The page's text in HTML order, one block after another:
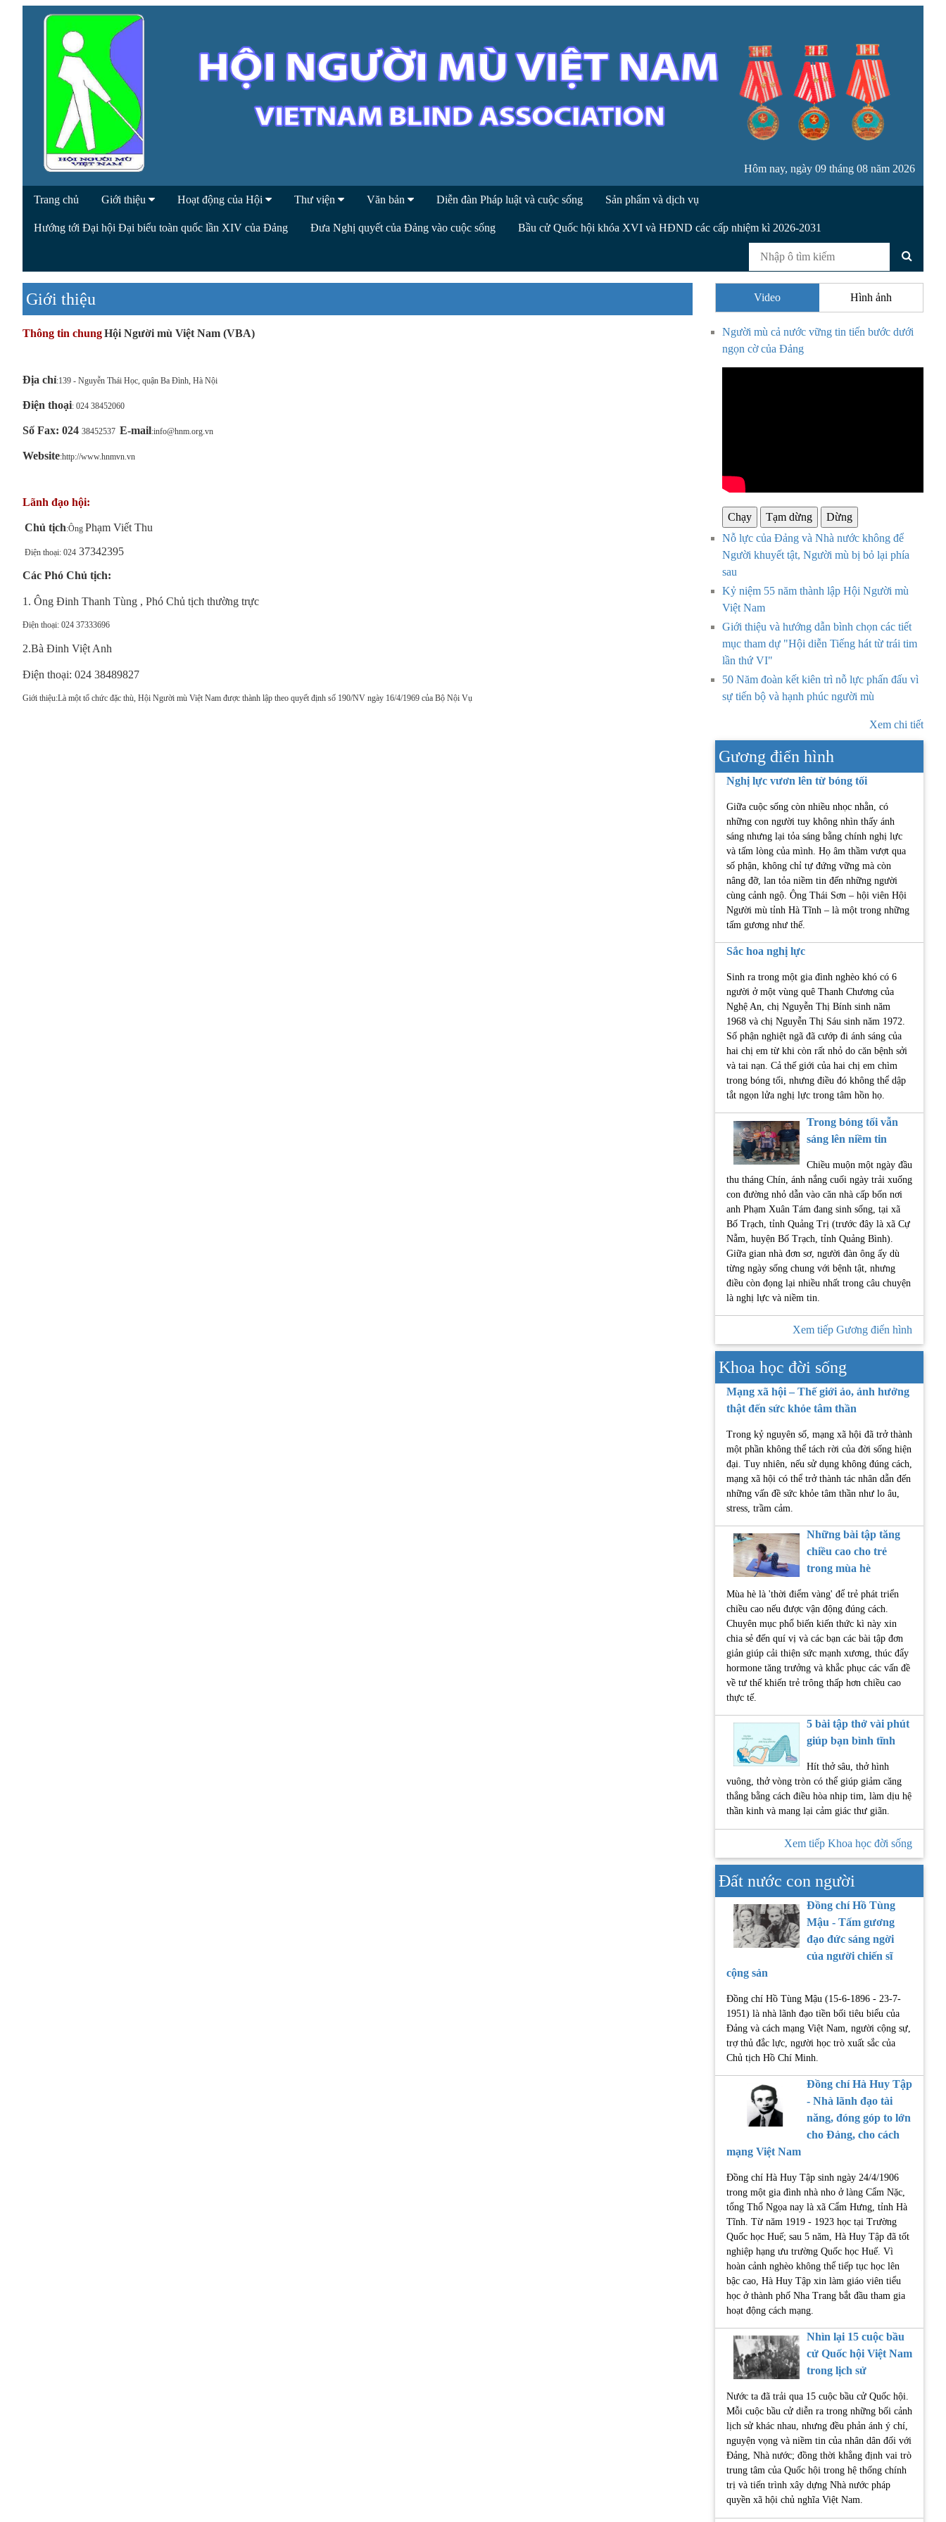
Hôm nay, ngày 09 tháng 08 năm 2026
Trang chủ Giới thiệu Hoạt động của Hội Thư viện Văn bản Diễn đàn Pháp luật và cuộc sống Sản phẩm và dịch vụ
Hướng tới Đại hội Đại biểu toàn quốc lần XIV của Đảng Đưa Nghị quyết của Đảng vào cuộc sống Bầu cử Quốc hội khóa XVI và HĐND các cấp nhiệm kì 2026-2031
Giới thiệu
Thông tin chungHội Người mù Việt Nam (VBA)
Địa chỉ:139 - Nguyễn Thái Học, quận Ba Đình, Hà Nội
Điện thoại: 024 38452060
Số Fax: 024 38452537 E-mail:info@hnm.org.vn
Website:http://www.hnmvn.vn
Lãnh đạo hội:
Chủ tịch:Ông Phạm Viết Thu
Điện thoại: 024 37342395
Các Phó Chủ tịch:
1. Ông Đinh Thanh Tùng , Phó Chủ tịch thường trực
Điện thoại: 024 37333696
2.Bà Đinh Việt Anh
Điện thoại: 024 38489827
Giới thiệu:Là một tổ chức đặc thù, Hội Người mù Việt Nam được thành lập theo quyết định số 190/NV ngày 16/4/1969 của Bộ Nội Vụ
Video Hình ảnh
Người mù cả nước vững tin tiến bước dưới
ngọn cờ của Đảng
Chạy Tạm dừng
Dừng
Nỗ lực của Đảng và Nhà nước không để
Người khuyết tật, Người mù bị bỏ lại phía
sau
Kỷ niệm 55 năm thành lập Hội Người mù
Việt Nam
Giới thiệu và hướng dẫn bình chọn các tiết
mục tham dự "Hội diễn Tiếng hát từ trái tim
lần thứ VI"
50 Năm đoàn kết kiên trì nỗ lực phấn đấu vì
sự tiến bộ và hạnh phúc người mù
Xem chi tiết
Gương điển hình
Nghị lực vươn lên từ bóng tối
Giữa cuộc sống còn nhiều nhọc nhằn, có
những con người tuy không nhìn thấy ánh
sáng nhưng lại tỏa sáng bằng chính nghị lực
và tấm lòng của mình. Họ âm thầm vượt qua
số phận, không chỉ tự đứng vững mà còn
nâng đỡ, lan tỏa niềm tin đến những người
cùng cảnh ngộ. Ông Thái Sơn – hội viên Hội
Người mù tỉnh Hà Tĩnh – là một trong những
tấm gương như thế.
Sắc hoa nghị lực
Sinh ra trong một gia đình nghèo khó có 6
người ở một vùng quê Thanh Chương của
Nghệ An, chị Nguyễn Thị Bính sinh năm
1968 và chị Nguyễn Thị Sáu sinh năm 1972.
Số phận nghiệt ngã đã cướp đi ánh sáng của
hai chị em từ khi còn rất nhỏ do căn bệnh sởi
và tai nạn. Cả thế giới của hai chị em chìm
trong bóng tối, nhưng điều đó không thể dập
tắt ngọn lửa nghị lực trong tâm hồn họ.
Trong bóng tối vẫn
sáng lên niềm tin
Chiều muộn một ngày đầu
thu tháng Chín, ánh nắng cuối ngày trải xuống
con đường nhỏ dẫn vào căn nhà cấp bốn nơi
anh Phạm Xuân Tám đang sinh sống, tại xã
Bố Trạch, tỉnh Quảng Trị (trước đây là xã Cự
Nẫm, huyện Bố Trạch, tỉnh Quảng Bình).
Giữa gian nhà đơn sơ, người đàn ông ấy dù
từng ngày sống chung với bệnh tật, nhưng
điều còn đọng lại nhiều nhất trong câu chuyện
là nghị lực và niềm tin.
Xem tiếp Gương điển hình
Khoa học đời sống
Mạng xã hội – Thế giới ảo, ảnh hưởng
thật đến sức khỏe tâm thần
Trong kỷ nguyên số, mạng xã hội đã trở thành
một phần không thể tách rời của đời sống hiện
đại. Tuy nhiên, nếu sử dụng không đúng cách,
mạng xã hội có thể trở thành tác nhân dẫn đến
những vấn đề sức khỏe tâm thần như lo âu,
stress, trầm cảm.
Những bài tập tăng
chiều cao cho trẻ
trong mùa hè
Mùa hè là 'thời điểm vàng' để trẻ phát triển
chiều cao nếu được vận động đúng cách.
Chuyên mục phổ biến kiến thức kì này xin
chia sẻ đến quí vị và các bạn các bài tập đơn
giản giúp cải thiện sức mạnh xương, thúc đẩy
hormone tăng trưởng và khắc phục các vấn đề
về tư thế khiến trẻ trông thấp hơn chiều cao
thực tế.
5 bài tập thở vài phút
giúp bạn bình tĩnh
Hít thở sâu, thở hình
vuông, thở vòng tròn có thể giúp giảm căng
thẳng bằng cách điều hòa nhịp tim, làm dịu hệ
thần kinh và mang lại cảm giác thư giãn.
Xem tiếp Khoa học đời sống
Đất nước con người
Đồng chí Hồ Tùng
Mậu - Tấm gương
đạo đức sáng ngời
của người chiến sĩ
cộng sản
Đồng chí Hồ Tùng Mậu (15-6-1896 - 23-7-
1951) là nhà lãnh đạo tiền bối tiêu biểu của
Đảng và cách mạng Việt Nam, người cộng sự,
trợ thủ đắc lực, người học trò xuất sắc của
Chủ tịch Hồ Chí Minh.
Đồng chí Hà Huy Tập
- Nhà lãnh đạo tài
năng, đóng góp to lớn
cho Đảng, cho cách
mạng Việt Nam
Đồng chí Hà Huy Tập sinh ngày 24/4/1906
trong một gia đình nhà nho ở làng Cẩm Nặc,
tổng Thổ Ngọa nay là xã Cẩm Hưng, tỉnh Hà
Tĩnh. Từ năm 1919 - 1923 học tại Trường
Quốc học Huế; sau 5 năm, Hà Huy Tập đã tốt
nghiệp hạng ưu trường Quốc học Huế. Vì
hoàn cảnh nghèo không thể tiếp tục học lên
bậc cao, Hà Huy Tập xin làm giáo viên tiểu
học ở thành phố Nha Trang bắt đầu tham gia
hoạt động cách mạng.
Nhìn lại 15 cuộc bầu
cử Quốc hội Việt Nam
trong lịch sử
Nước ta đã trải qua 15 cuộc bầu cử Quốc hội.
Mỗi cuộc bầu cử diễn ra trong những bối cảnh
lịch sử khác nhau, nhưng đều phản ánh ý chí,
nguyện vọng và niềm tin của nhân dân đối với
Đảng, Nhà nước; đồng thời khẳng định vai trò
trung tâm của Quốc hội trong hệ thống chính
trị và tiến trình xây dựng Nhà nước pháp
quyền xã hội chủ nghĩa Việt Nam.